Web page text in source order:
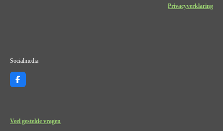
Privacyverklaring
Socialmedia
F
a
o
Veel gestelde vragen